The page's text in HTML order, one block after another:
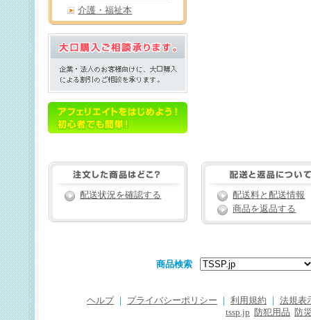
介護・福祉本
配送状況を確認する
配送料と配送情報
商品を返品する
商品検索
ヘルプ プライバシーポリシー 利用規約
法規表
tssp.jp
防犯用品 防